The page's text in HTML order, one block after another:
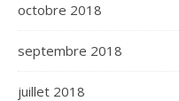
octobre 2018
septembre 2018
juillet 2018